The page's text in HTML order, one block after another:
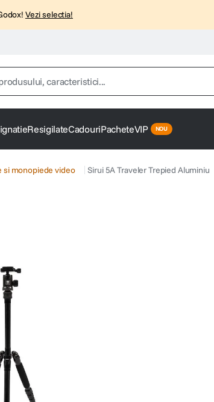
Vezi selectia!
caracteristici...
ResigilateCadouriPacheteVIP
si monopiede video Sirui 5A Traveler Trepied Aluminiu